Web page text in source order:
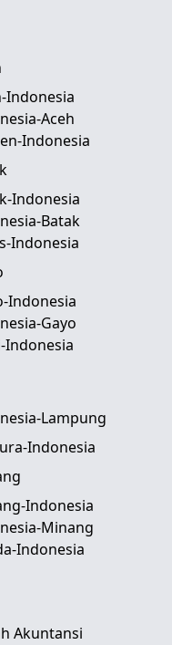
Indonesia
Aceh
Indonesia
Indonesia
Batak
Indonesia
Indonesia
Gayo
Indonesia
Lampung
Indonesia
Indonesia
Minang
Indonesia
Akuntansi